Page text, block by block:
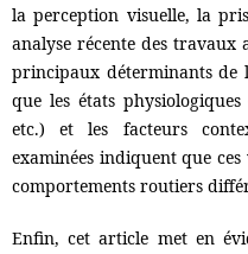
la perception visuelle, la
analyse récente des travaux
principaux déterminants de
que les états
etc.) et les facteurs
examinées indiquent que
comportements routiers
Enfin, cet article met en